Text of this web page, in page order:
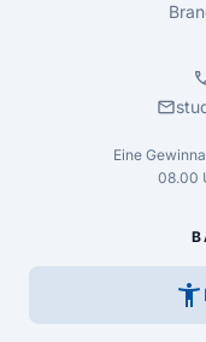
mail
Eine
08.00
accessibility_new